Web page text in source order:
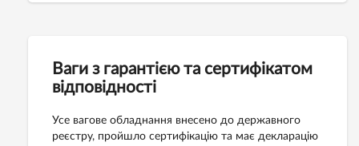
Ваги з гарантією та сертифікатом
відповідності
Усе вагове обладнання внесено до державного
реєстру, пройшло сертифікацію та має декларацію